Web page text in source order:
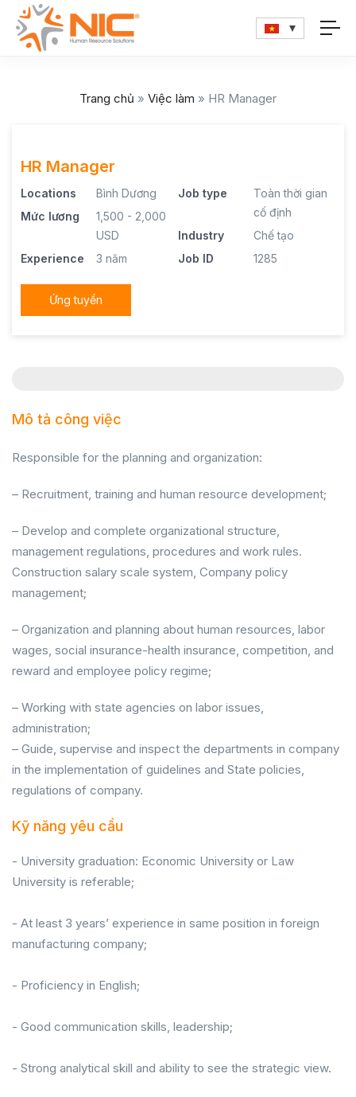
Trang chủ » Việc làm » HR Manager
HR Manager
Locations
Bình Dương
Mức lương
1,500 - 2,000
USD
Experience
3 năm
Job type
Toàn thời gian
cố định
Industry
Chế tạo
Job ID
1285
Ứng tuyển
Mô tả công việc
Responsible for the planning and organization:
– Recruitment, training and human resource development;
– Develop and complete organizational structure,
management regulations, procedures and work rules.
Construction salary scale system, Company policy
management;
– Organization and planning about human resources, labor
wages, social insurance-health insurance, competition, and
reward and employee policy regime;
– Working with state agencies on labor issues,
administration;
– Guide, supervise and inspect the departments in company
in the implementation of guidelines and State policies,
regulations of company.
Kỹ năng yêu cầu
- University graduation: Economic University or Law
University is referable;
- At least 3 years’ experience in same position in foreign
manufacturing company;
- Proficiency in English;
- Good communication skills, leadership;
- Strong analytical skill and ability to see the strategic view.